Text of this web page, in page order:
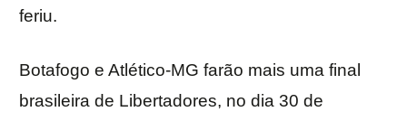
feriu.
Botafogo e Atlético-MG farão mais uma final
brasileira de Libertadores, no dia 30 de